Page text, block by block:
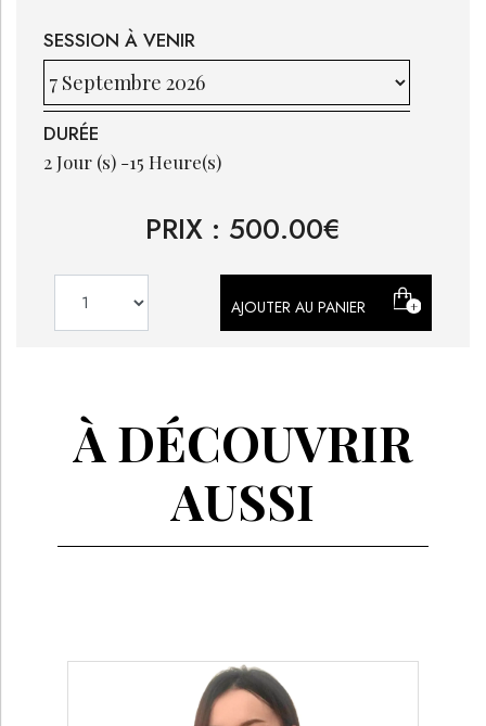
SESSION À VENIR
DURÉE
2Jour (s) -15 Heure(s)
PRIX : 500.00€
AJOUTER AU PANIER
À DÉCOUVRIR
AUSSI